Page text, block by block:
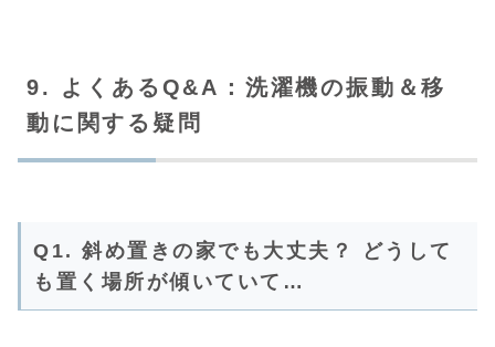
9. よくあるQ&A：洗濯機の振動＆移
動に関する疑問
Q1. 斜め置きの家でも大丈夫？ どうして
も置く場所が傾いていて…